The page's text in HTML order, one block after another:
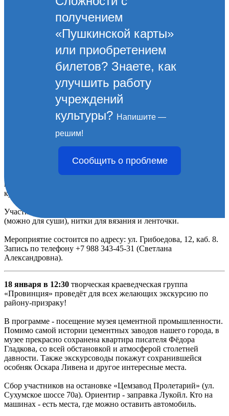
получением
«Пушкинской карты»
или приобретением
билетов? Знаете, как
улучшить работу
учреждений
культуры? Напишите —
решим!
Сообщить о проблеме
Представляем афишу
мероприятий на 18 января
18 января в 12:00этностудия «РОДНИК» приглашает на
мастер -класс по обрядовой кукле "Крестец". Кукла Крестец -
кукла отгоняющая всякую нечисть.
Участникам будет необходимо принести с собой 2 палочки
(можно для суши), нитки для вязания и ленточки.
Мероприятие состоится по адресу: ул. Грибоедова, 12, каб. 8.
Запись по телефону +7 988 343-45-31 (Светлана
Александровна).
18 января в 12:30 творческая краеведческая группа
«Провинция» проведёт для всех желающих экскурсию по
району-призраку!
В программе - посещение музея цементной промышленности.
Помимо самой истории цементных заводов нашего города, в
музее прекрасно сохранена квартира писателя Фёдора
Гладкова, со всей обстановкой и атмосферой столетней
давности. Также экскурсоводы покажут сохранившейся
особняк Оскара Ливена и другое интересные места.
​Сбор участников на остановке «Цемзавод Пролетарий» (ул.
Сухумское шоссе 70а). Ориентир - заправка Лукойл. Кто на
машинах - есть места, где можно оставить автомобиль.